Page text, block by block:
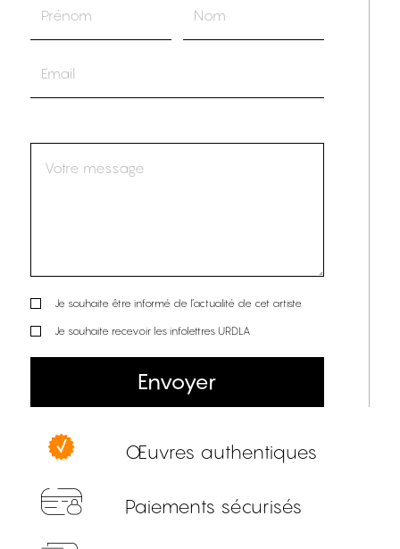
Je souhaite être informé de l’actualité de cet artiste
Je souhaite recevoir les infolettres URDLA
Envoyer
Œuvres authentiques
Paiements sécurisés